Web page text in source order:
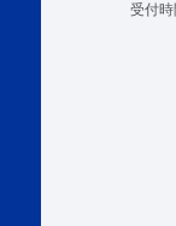
受付